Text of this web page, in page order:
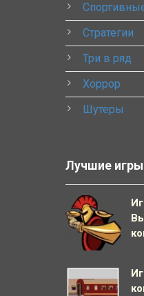
Стратегии
Три в ряд
Хоррор
Шутеры
Лучшие игры